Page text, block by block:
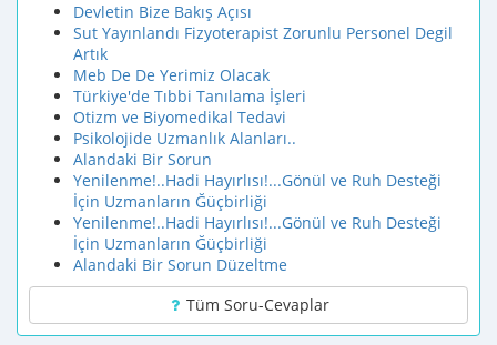
Devletin Bize Bakış Açısı
Sut Yayınlandı Fizyoterapist Zorunlu Personel Degil
Artık
Meb De De Yerimiz Olacak
Türkiye'de Tıbbi Tanılama İşleri
Otizm ve Biyomedikal Tedavi
Psikolojide Uzmanlık Alanları..
Alandaki Bir Sorun
Yenilenme!..Hadi Hayırlısı!...Gönül ve Ruh Desteği
İçin Uzmanların Ğüçbirliği
Yenilenme!..Hadi Hayırlısı!...Gönül ve Ruh Desteği
İçin Uzmanların Ğüçbirliği
Alandaki Bir Sorun Düzeltme
Tüm Soru-Cevaplar